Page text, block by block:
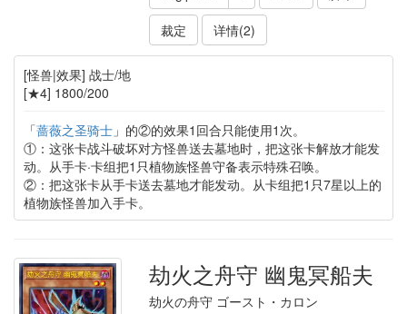
裁定
详情(2)
[怪兽|效果] 战士/地
[★4] 1800/200
「蔷薇之圣骑士」的②的效果1回合只能使用1次。
①：这张卡战斗破坏对方怪兽送去墓地时，把这张卡解放才能发
动。从手卡·卡组把1只植物族怪兽守备表示特殊召唤。
②：把这张卡从手卡送去墓地才能发动。从卡组把1只7星以上的
植物族怪兽加入手卡。
劫火之舟守 幽鬼冥船夫
劫火の舟守 ゴースト・カロン